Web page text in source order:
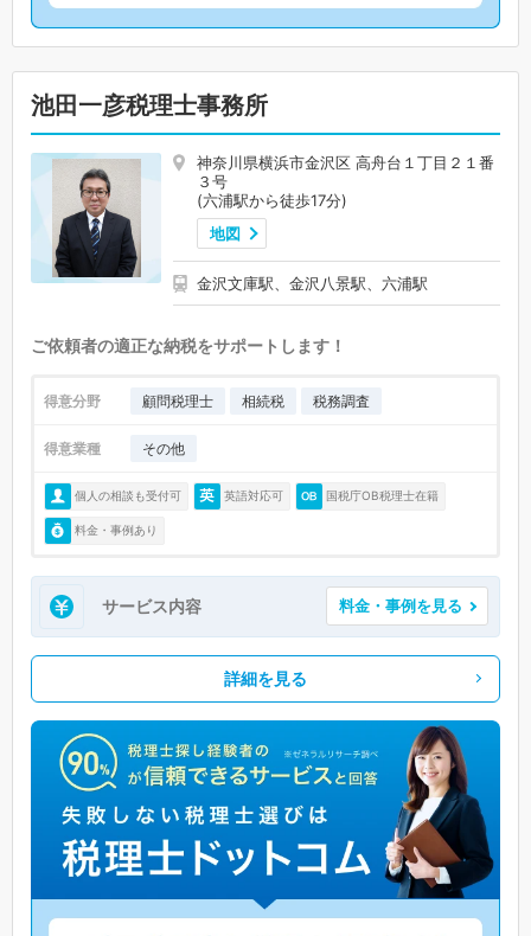
池田一彦税理士事務所
神奈川県横浜市金沢区 高舟台１丁目２１番
３号
(六浦駅から徒歩17分)
地図
金沢文庫駅、金沢八景駅、六浦駅
ご依頼者の適正な納税をサポートします！
得意分野 顧問税理士 相続税 税務調査
得意業種 その他
個人の相談も受付可 英語対応可 国税庁OB税理士在籍
料金・事例あり
サービス内容 料金・事例を見る
詳細を見る